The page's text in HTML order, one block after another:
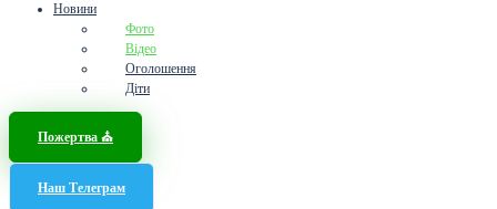
Новини
Фото
Відео
Оголошення
Діти
Пожертва ⛪️
Наш Телеграм